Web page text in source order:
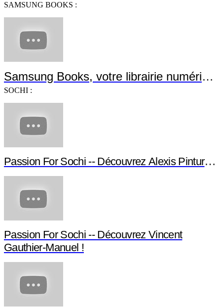
GALAXY Tab changes the rules - Samsung
Keep On Pushing - Episode 1: The
SAMSUNG BOOKS :
Samsung Books, votre librairie
SOCHI :
Passion For Sochi -- Découvrez Alexis